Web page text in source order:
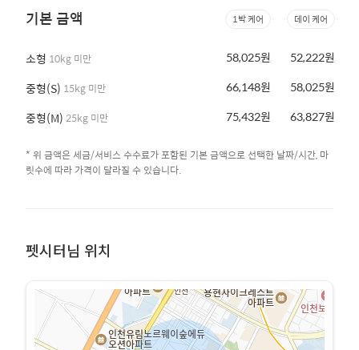
기본 금액
소형 10kg 미만
중형(S) 15kg 미만
중형(M) 25kg 미만
1박 케어
58,025원
66,148원
75,432원
데이 케어
52,222원
58,025원
63,827원
* 위 금액은 세금/서비스 수수료가 포함된 기본 금액으로 선택한 날짜/시간, 마
릿수에 따라 가격이 달라질 수 있습니다.
펫시터님 위치